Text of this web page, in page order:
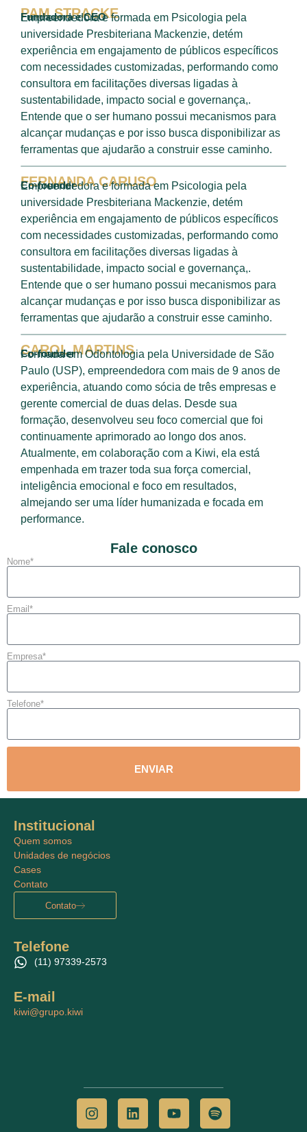
PAM STRACKE
Fundadora e CEO
Empreendedora e formada em Psicologia pela
universidade Presbiteriana Mackenzie, detém
experiência em engajamento de públicos específicos
com necessidades customizadas, performando como
consultora em facilitações diversas ligadas à
sustentabilidade, impacto social e governança,.
Entende que o ser humano possui mecanismos para
alcançar mudanças e por isso busca disponibilizar as
ferramentas que ajudarão a construir esse caminho.
FERNANDA CARUSO
Co-founder
Empreendedora e formada em Psicologia pela
universidade Presbiteriana Mackenzie, detém
experiência em engajamento de públicos específicos
com necessidades customizadas, performando como
consultora em facilitações diversas ligadas à
sustentabilidade, impacto social e governança,.
Entende que o ser humano possui mecanismos para
alcançar mudanças e por isso busca disponibilizar as
ferramentas que ajudarão a construir esse caminho.
CAROL MARTINS
Co-founder
Formada em Odontologia pela Universidade de São
Paulo (USP), empreendedora com mais de 9 anos de
experiência, atuando como sócia de três empresas e
gerente comercial de duas delas. Desde sua
formação, desenvolveu seu foco comercial que foi
continuamente aprimorado ao longo dos anos.
Atualmente, em colaboração com a Kiwi, ela está
empenhada em trazer toda sua força comercial,
inteligência emocional e foco em resultados,
almejando ser uma líder humanizada e focada em
performance.
Fale conosco
Nome*
Email*
Empresa*
Telefone*
ENVIAR
Institucional
Quem somos
Unidades de negócios
Cases
Contato
Contato
Telefone
(11) 97339-2573
E-mail
kiwi@grupo.kiwi